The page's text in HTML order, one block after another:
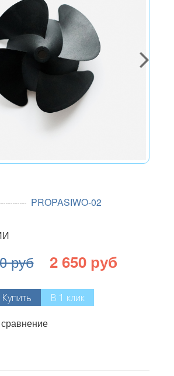
PROPASIWO-02
руб 2 650 руб
Купить В 1 клик